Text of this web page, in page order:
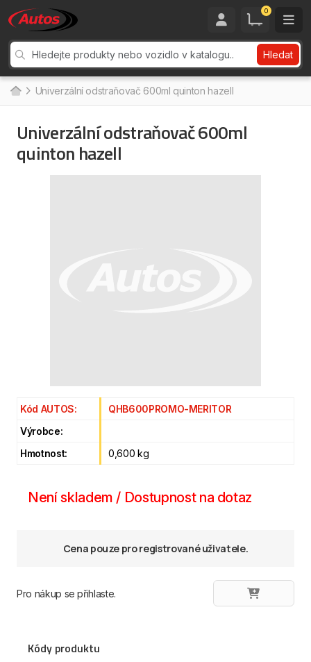
0
Hledat
Univerzální odstraňovač 600ml quinton hazell
Univerzální odstraňovač 600ml
quinton hazell
Kód AUTOS:
QHB600PROMO-MERITOR
Výrobce:
Hmotnost:
0,600 kg
Není skladem / Dostupnost na dotaz
Cena pouze pro registrované uživatele.
Pro nákup se přihlaste.
Kódy produktu